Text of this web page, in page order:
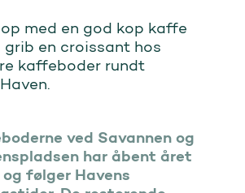
med en god kop kaffe
grib en croissant hos
kaffeboder rundt
ved Savannen og
har åbent året
følger Havens